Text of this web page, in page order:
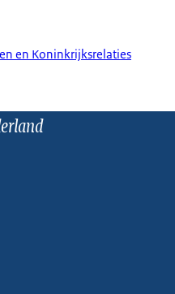
en Koninkrijksrelaties